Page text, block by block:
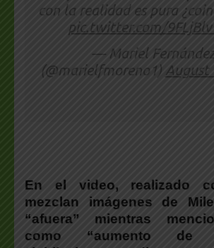
con la realidad es pura
pic.twitter.com/
— Mariel
(@marielfmoreno1) August
En el video, realizado
mezclan imágenes de
“afuera” mientras
como “aumento de